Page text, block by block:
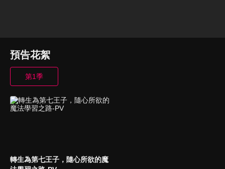
預告花絮
第1季
轉生為第七王子，隨心所欲的魔